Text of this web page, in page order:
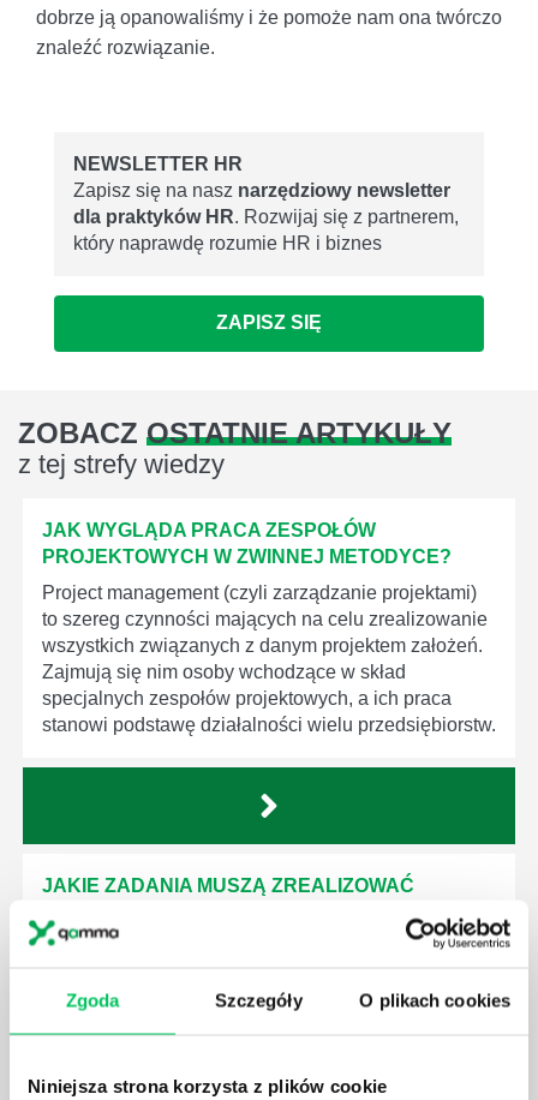
Zgoda Szczegóły O plikach cookies
Niniejsza strona korzysta z plików cookie
dobrze ją opanowaliśmy i że pomoże nam ona twórczo
znaleźć rozwiązanie.
NEWSLETTER HR
Zapisz się na nasz narzędziowy newsletter
dla praktyków HR. Rozwijaj się z partnerem,
który naprawdę rozumie HR i biznes
ZAPISZ SIĘ
ZOBACZ OSTATNIE ARTYKUŁY
z tej strefy wiedzy
JAK WYGLĄDA PRACA ZESPOŁÓW
PROJEKTOWYCH W ZWINNEJ METODYCE?
Project management (czyli zarządzanie projektami)
to szereg czynności mających na celu zrealizowanie
wszystkich związanych z danym projektem założeń.
Zajmują się nim osoby wchodzące w skład
specjalnych zespołów projektowych, a ich praca
stanowi podstawę działalności wielu przedsiębiorstw.
JAKIE ZADANIA MUSZĄ ZREALIZOWAĆ
AGILE to coraz popularniejsze w każdej większej (i
projektów biznesowych. Z pewnością każda osoba